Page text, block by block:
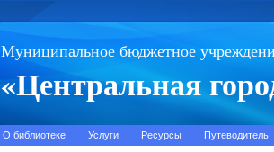
Муниципальное бюджетное
«Центральная
О библиотеке Услуги Ресурсы Путеводитель